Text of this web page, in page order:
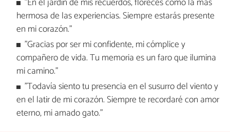
hermosa de las experiencias. Siempre estarás presente
en mi corazón."
"Gracias por ser mi confidente, mi cómplice y
compañero de vida. Tu memoria es un faro que ilumina
mi camino."
"Todavía siento tu presencia en el susurro del viento y
en el latir de mi corazón. Siempre te recordaré con amor
eterno, mi amado gato."